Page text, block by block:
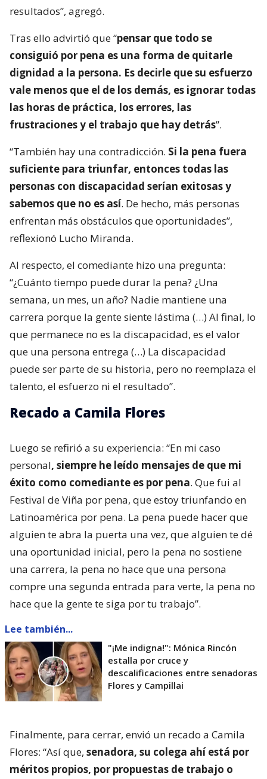
resultados”, agregó.
Tras ello advirtió que “pensar que todo se
consiguió por pena es una forma de quitarle
dignidad a la persona. Es decirle que su esfuerzo
vale menos que el de los demás, es ignorar todas
las horas de práctica, los errores, las
frustraciones y el trabajo que hay detrás”.
“También hay una contradicción. Si la pena fuera
suficiente para triunfar, entonces todas las
personas con discapacidad serían exitosas y
sabemos que no es así. De hecho, más personas
enfrentan más obstáculos que oportunidades”,
reflexionó Lucho Miranda.
Al respecto, el comediante hizo una pregunta:
“¿Cuánto tiempo puede durar la pena? ¿Una
semana, un mes, un año? Nadie mantiene una
carrera porque la gente siente lástima (…) Al final, lo
que permanece no es la discapacidad, es el valor
que una persona entrega (…) La discapacidad
puede ser parte de su historia, pero no reemplaza el
talento, el esfuerzo ni el resultado”.
Recado a Camila Flores
Luego se refirió a su experiencia: “En mi caso
personal, siempre he leído mensajes de que mi
éxito como comediante es por pena. Que fui al
Festival de Viña por pena, que estoy triunfando en
Latinoamérica por pena. La pena puede hacer que
alguien te abra la puerta una vez, que alguien te dé
una oportunidad inicial, pero la pena no sostiene
una carrera, la pena no hace que una persona
compre una segunda entrada para verte, la pena no
hace que la gente te siga por tu trabajo”.
Lee también...
"¡Me indigna!": Mónica Rincón
estalla por cruce y
descalificaciones entre senadoras
Flores y Campillai
Finalmente, para cerrar, envió un recado a Camila
Flores: “Así que, senadora, su colega ahí está por
méritos propios, por propuestas de trabajo o